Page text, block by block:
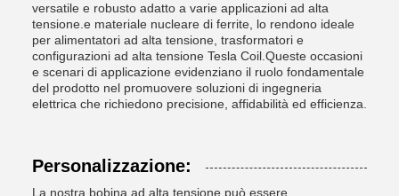
versatile e robusto adatto a varie applicazioni ad alta
tensione.e materiale nucleare di ferrite, lo rendono ideale
per alimentatori ad alta tensione, trasformatori e
configurazioni ad alta tensione Tesla Coil.Queste occasioni
e scenari di applicazione evidenziano il ruolo fondamentale
del prodotto nel promuovere soluzioni di ingegneria
elettrica che richiedono precisione, affidabilità ed efficienza.
Personalizzazione:
La nostra bobina ad alta tensione può essere